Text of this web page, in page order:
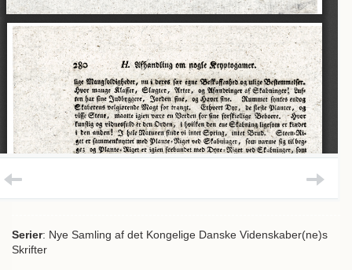
Serier: Nye Samling af det Kongelige Danske Videnskaber(ne)s
Skrifter